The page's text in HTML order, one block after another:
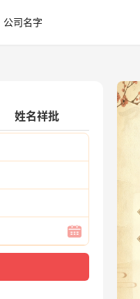
公司名字
姓名祥批